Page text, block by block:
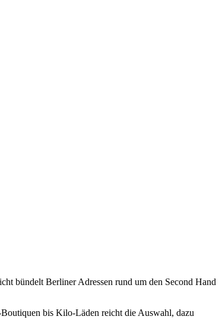
bündelt Berliner Adressen rund um den Second Hand
bis Kilo-Läden reicht die Auswahl, dazu